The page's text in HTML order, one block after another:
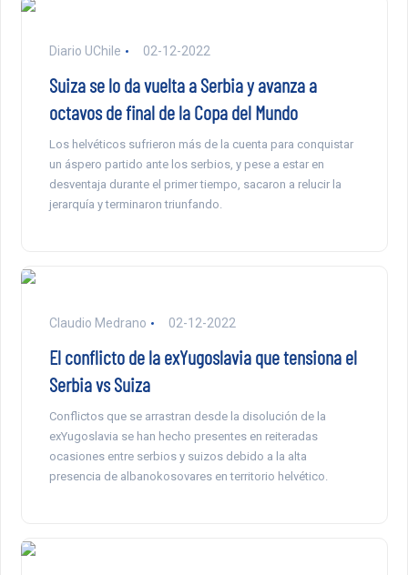
Diario UChile 02-12-2022
Suiza se lo da vuelta a Serbia y avanza a
octavos de final de la Copa del Mundo
Los helvéticos sufrieron más de la cuenta para conquistar
un áspero partido ante los serbios, y pese a estar en
desventaja durante el primer tiempo, sacaron a relucir la
jerarquía y terminaron triunfando.
Claudio Medrano 02-12-2022
El conflicto de la exYugoslavia que tensiona el
Serbia vs Suiza
Conflictos que se arrastran desde la disolución de la
exYugoslavia se han hecho presentes en reiteradas
ocasiones entre serbios y suizos debido a la alta
presencia de albanokosovares en territorio helvético.